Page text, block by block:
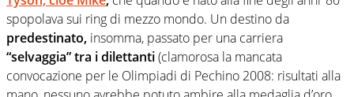
spopolava sui ring di mezzo mondo. Un destino da
predestinato, insomma, passato per una carriera
“selvaggia”tra idilettanti(clamorosa la mancata
convocazione per le Olimpiadi di Pechino 2008: risultati alla